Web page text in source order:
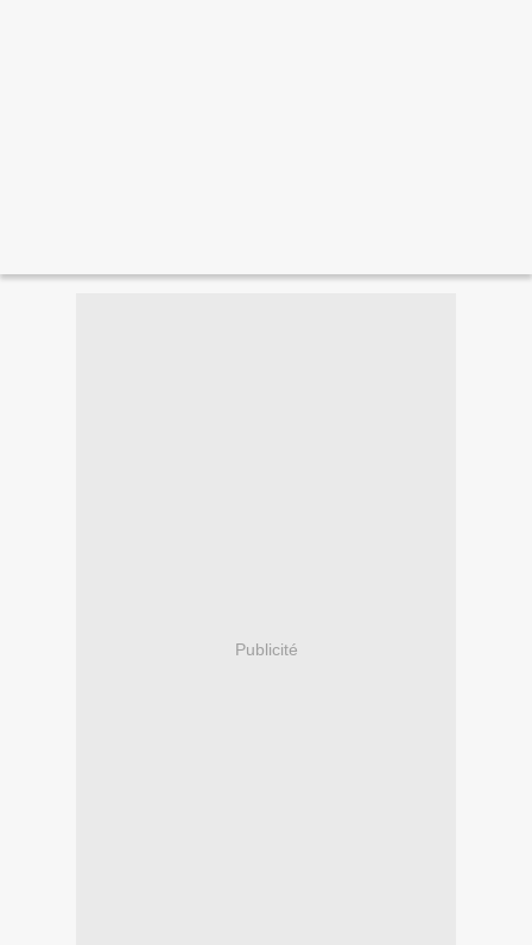
Publicité